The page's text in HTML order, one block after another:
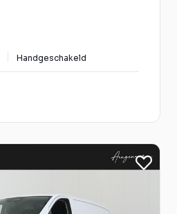
Handgeschakeld